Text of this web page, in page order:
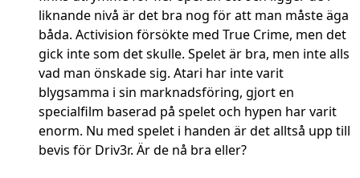
liknande nivå är det bra nog för att man måste äga
båda. Activision försökte med True Crime, men det
gick inte som det skulle. Spelet är bra, men inte alls
vad man önskade sig. Atari har inte varit
blygsamma i sin marknadsföring, gjort en
specialfilm baserad på spelet och hypen har varit
enorm. Nu med spelet i handen är det alltså upp till
bevis för Driv3r. Är de nå bra eller?